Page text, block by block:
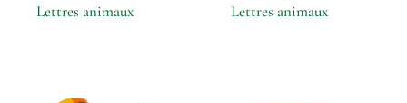
Lettres animaux
Lettres animaux